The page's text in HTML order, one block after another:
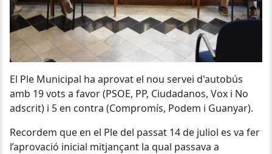
El Ple Municipal ha aprovat el nou servei d'autobús
amb 19 vots a favor (PSOE, PP, Ciudadanos, Vox i No
adscrit) i 5 en contra (Compromís, Podem i Guanyar).
Recordem que en el Ple del passat 14 de juliol es va fer
l’aprovació inicial mitjançant la qual passava a